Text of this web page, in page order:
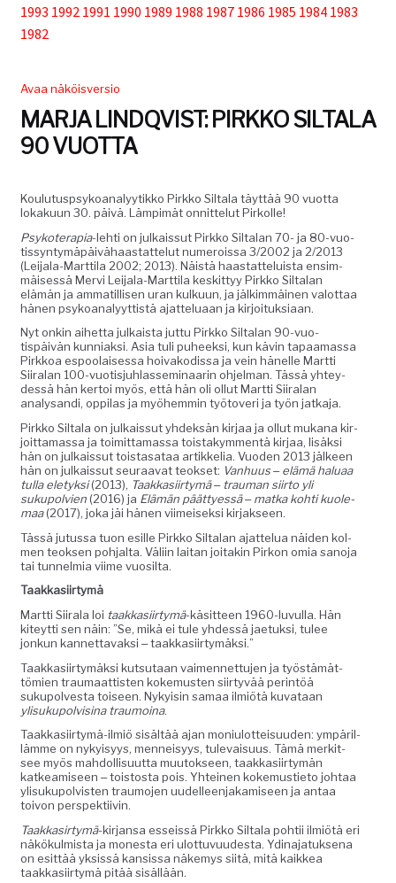
Tuki
Tilaa lehti
Sisällysluettelot
Kirjaudu sisään
1993 1992 1991 1990 1989 1988 1987 1986 1985 1984 1983
1982
Avaa näköisversio
MARJA LINDQVIST: PIRKKO SILTALA
90 VUOTTA
Koulu­tusp­syko­ana­lyytikko Pirkko Sil­ta­la täyt­tää 90 vuot­ta
lokaku­un 30. päivä. Lämpimät onnit­te­lut Pirkolle!
Psykoter­apia-lehti on julkaissut Pirkko Sil­ta­lan 70- ja 80-vuo­
tis­syn­tymäpäivähaas­tat­te­lut numerois­sa 3/2002 ja 2/2013
(Lei­jala-Mart­ti­la 2002; 2013). Näistä haas­tat­teluista ensim­
mäisessä Mervi Lei­jala-Mart­ti­la keskit­tyy Pirkko Sil­ta­lan
elämän ja ammatil­lisen uran kulku­un, ja jälkim­mäi­nen val­ot­taa
hänen psyko­ana­lyyt­tistä ajat­telu­aan ja kirjoituksiaan.
Nyt onkin aihet­ta julka­ista jut­tu Pirkko Sil­ta­lan 90-vuo­
tispäivän kun­ni­ak­si. Asia tuli puheek­si, kun kävin tapaa­mas­sa
Pirkkoa espoolaises­sa hoivakodis­sa ja vein hänelle Mart­ti
Siiralan 100-vuo­tisjuh­lassem­i­naarin ohjel­man. Tässä yhtey­
dessä hän ker­toi myös, että hän oli ollut Mart­ti Siiralan
analysan­di, oppi­las ja myöhem­min työ­toveri ja työn jatkaja.
Pirkko Sil­ta­la on julkaissut yhdek­sän kir­jaa ja ollut mukana kir­
joit­ta­mas­sa ja toimit­ta­mas­sa tois­takym­men­tä kir­jaa, lisäk­si
hän on julkaissut tois­tasa­taa artikke­lia. Vuo­den 2013 jäl­keen
hän on julkaissut seu­raa­vat teok­set: Van­hu­us ‒ elämä halu­aa
tul­la ele­tyk­si(2013), Taakkasi­ir­tymä ‒ trau­man siir­to yli
sukupolvien(2016) ja Elämän päät­tyessä ‒ mat­ka kohti kuole­
maa(2017), joka jäi hänen viimeisek­si kirjakseen.
Tässä jutus­sa tuon esille Pirkko Sil­ta­lan ajat­telua näi­den kol­
men teok­sen poh­jal­ta. Väli­in lai­tan joitakin Pirkon omia sano­ja
tai tun­nelmia viime vuosilta.
Taakkasi­ir­tymä
Mart­ti Siirala loi taakkasi­ir­tymä-käsit­teen 1960-luvul­la. Hän
kiteyt­ti sen näin: ”Se, mikä ei tule yhdessä jae­tuk­si, tulee
jonkun kan­net­tavak­si ‒ taakkasiirtymäksi.”
Taakkasi­ir­tymäk­si kut­su­taan vaimen­net­tu­jen ja työstämät­
tömien trau­maat­tis­ten koke­musten siir­tyvää per­in­töä
sukupolves­ta toiseen. Nyky­isin samaa ilmiötä kuvataan
ylisukupolvisi­na trau­moina.
Taakkasi­ir­tymä-ilmiö sisältää ajan moni­u­lot­teisu­u­den: ympäril­
lämme on nyky­isyys, men­neisyys, tule­vaisu­us. Tämä merk­it­
see myös mah­dol­lisu­ut­ta muu­tok­seen, taakkasi­ir­tymän
katkeamiseen ‒ tois­tos­ta pois. Yhteinen koke­musti­eto johtaa
ylisukupolvis­ten trau­mo­jen uudelleen­jakamiseen ja antaa
toivon perspektiivin.
Taakkasir­tymä-kir­jansa esseis­sä Pirkko Sil­ta­la pohtii ilmiötä eri
näkökul­mista ja mon­es­ta eri ulot­tuvu­ud­es­ta. Ydi­na­jatuk­se­na
on esit­tää yksis­sä kan­sis­sa näke­mys siitä, mitä kaikkea
taakkasi­ir­tymä pitää sisällään.